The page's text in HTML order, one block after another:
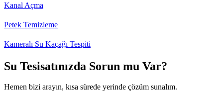
Kanal Açma
Petek Temizleme
Kameralı Su Kaçağı Tespiti
Su Tesisatınızda Sorun mu Var?
Hemen bizi arayın, kısa sürede yerinde çözüm sunalım.